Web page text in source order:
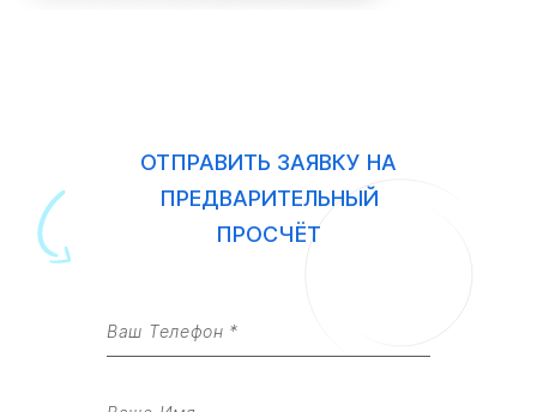
ОТПРАВИТЬ ЗАЯВКУ НА
ПРЕДВАРИТЕЛЬНЫЙ
ПРОСЧЁТ